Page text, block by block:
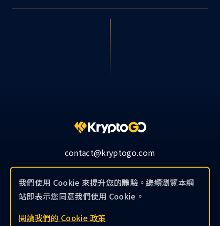
contact@kryptogo.com
© 2019-2026 KryptoGO Co., Ltd.
我們使用 Cookie 來提升您的體驗。繼續瀏覽本網
站即表示您同意我們使用 Cookie。
閱讀我們的 Cookie 政策